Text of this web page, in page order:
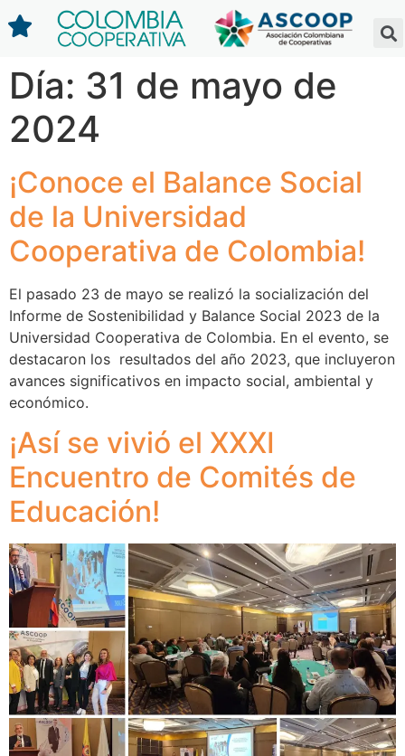
Día: 31 de mayo de
2024
¡Conoce el Balance Social
de la Universidad
Cooperativa de Colombia!
El pasado 23 de mayo se realizó la socialización del
Informe de Sostenibilidad y Balance Social 2023 de la
Universidad Cooperativa de Colombia. En el evento, se
destacaron los resultados del año 2023, que incluyeron
avances significativos en impacto social, ambiental y
económico.
¡Así se vivió el XXXI
Encuentro de Comités de
Educación!